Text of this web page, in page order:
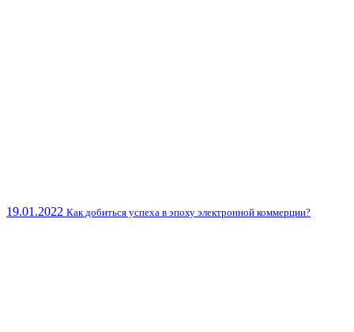
19.01.2022 Как добиться успеха в эпоху электронной коммерции?